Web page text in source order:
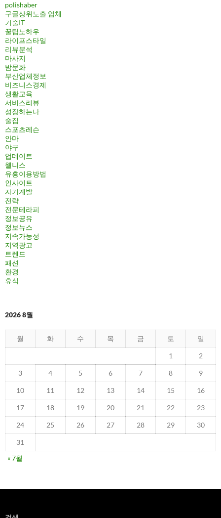
polishaber
구글상위노출 업체
기술IT
꿀팁노하우
라이프스타일
리뷰분석
마사지
밤문화
부산업체정보
비즈니스경제
생활교육
서비스리뷰
성장하는나
술집
스포츠레슨
안마
야구
업데이트
웰니스
유흥이용방법
인사이트
자기계발
전략
전문테라피
정보공유
정보뉴스
지속가능성
지역광고
트렌드
패션
환경
휴식
2026 8월
월 화 수 목 금 토 일
1 2
3 4 5 6 7 8 9
10 11 12 13 14 15 16
17 18 19 20 21 22 23
24 25 26 27 28 29 30
31
« 7월